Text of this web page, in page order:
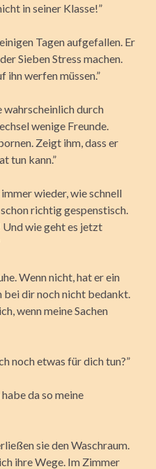
in seiner Klasse!”
Tagen aufgefallen. Er
Sieben Stress machen.
ihn werfen müssen.”
durch
wenige Freunde.
Zeigt ihm, dass er
tun kann.”
wieder, wie schnell
richtig gespenstisch.
wie geht es jetzt
Wenn nicht, hat er ein
bei dir noch nicht bedankt.
wenn meine Sachen
noch etwas für dich tun?”
da so meine
sie den Waschraum.
ihre Wege. Im Zimmer